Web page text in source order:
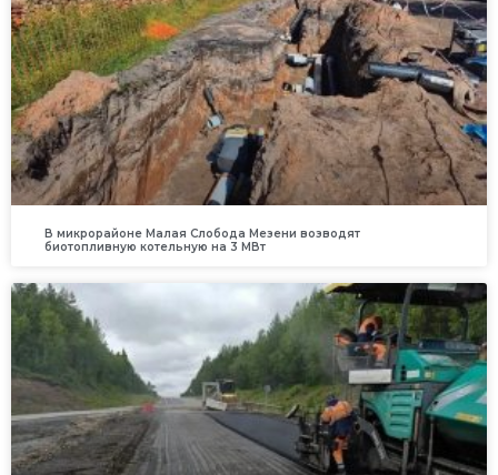
В микрорайоне Малая Слобода Мезени возводят
биотопливную котельную на 3 МВт